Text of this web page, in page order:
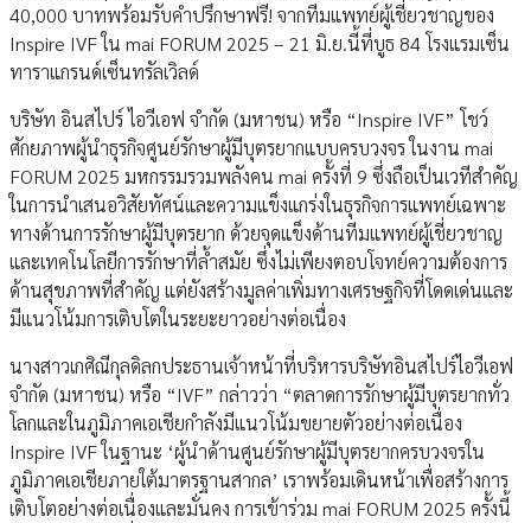
40,000 บาทพร้อมรับคำปรึกษาฟรี! จากทีมแพทย์ผู้เชี่ยวชาญของ
Inspire IVF ใน mai FORUM 2025 – 21 มิ.ย.นี้ที่บูธ 84 โรงแรมเซ็น
ทาราแกรนด์เซ็นทรัลเวิลด์
บริษัท อินสไปร์ ไอวีเอฟ จำกัด (มหาชน) หรือ “Inspire IVF” โชว์
ศักยภาพผู้นำธุรกิจศูนย์รักษาผู้มีบุตรยากแบบครบวงจร ในงาน mai
FORUM 2025 มหกรรมรวมพลังคน mai ครั้งที่ 9 ซึ่งถือเป็นเวทีสำคัญ
ในการนำเสนอวิสัยทัศน์และความแข็งแกร่งในธุรกิจการแพทย์เฉพาะ
ทางด้านการรักษาผู้มีบุตรยาก ด้วยจุดแข็งด้านทีมแพทย์ผู้เชี่ยวชาญ
และเทคโนโลยีการรักษาที่ล้ำสมัย ซึ่งไม่เพียงตอบโจทย์ความต้องการ
ด้านสุขภาพที่สำคัญ แต่ยังสร้างมูลค่าเพิ่มทางเศรษฐกิจที่โดดเด่นและ
มีแนวโน้มการเติบโตในระยะยาวอย่างต่อเนื่อง
นางสาวเกศิณีกุลดิลกประธานเจ้าหน้าที่บริหารบริษัทอินสไปร์ไอวีเอฟ
จำกัด (มหาชน) หรือ “IVF” กล่าวว่า “ตลาดการรักษาผู้มีบุตรยากทั่ว
โลกและในภูมิภาคเอเชียกำลังมีแนวโน้มขยายตัวอย่างต่อเนื่อง
Inspire IVF ในฐานะ ‘ผู้นำด้านศูนย์รักษาผู้มีบุตรยากครบวงจรใน
ภูมิภาคเอเชียภายใต้มาตรฐานสากล’ เราพร้อมเดินหน้าเพื่อสร้างการ
เติบโตอย่างต่อเนื่องและมั่นคง การเข้าร่วม mai FORUM 2025 ครั้งนี้